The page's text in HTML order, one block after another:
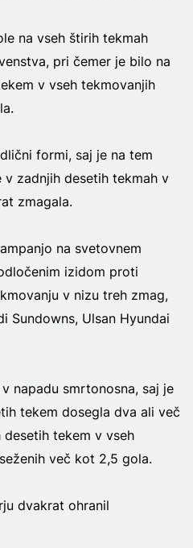
na vseh štirih tekmah
pri čemer je bilo na
v vseh tekmovanjih
formi, saj je na tem
v zadnjih desetih tekmah v
zmagala.
na svetovnem
izidom proti
v nizu treh zmag,
Sundowns, Ulsan Hyundai
napadu smrtonosna, saj je
tekem dosegla dva ali več
tekem v vseh
več kot 2,5 gola.
dvakrat ohranil